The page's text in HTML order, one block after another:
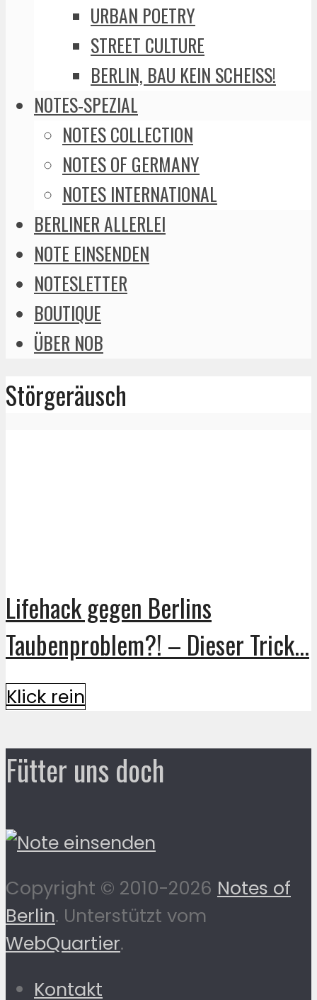
URBAN POETRY
STREET CULTURE
BERLIN, BAU KEIN SCHEISS!
NOTES-SPEZIAL
NOTES COLLECTION
NOTES OF GERMANY
NOTES INTERNATIONAL
BERLINER ALLERLEI
NOTE EINSENDEN
NOTESLETTER
BOUTIQUE
ÜBER NOB
Störgeräusch
Lifehack gegen Berlins
Taubenproblem?! – Dieser Trick...
Klick rein
Fütter uns doch
Copyright © 2010-2026 Notes of
Berlin. Unterstützt vom
WebQuartier.
Kontakt